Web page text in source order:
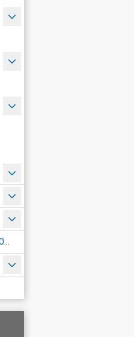
MIĘDZYZAKŁADOWA KASA ZAPOMOGOWO-POŻYCZKOWA